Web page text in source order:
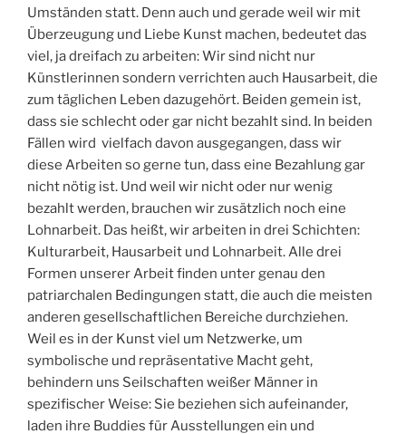
Umständen statt. Denn auch und gerade weil wir mit
Überzeugung und Liebe Kunst machen, bedeutet das
viel, ja dreifach zu arbeiten: Wir sind nicht nur
Künstlerinnen sondern verrichten auch Hausarbeit, die
zum täglichen Leben dazugehört. Beiden gemein ist,
dass sie schlecht oder gar nicht bezahlt sind. In beiden
Fällen wird vielfach davon ausgegangen, dass wir
diese Arbeiten so gerne tun, dass eine Bezahlung gar
nicht nötig ist. Und weil wir nicht oder nur wenig
bezahlt werden, brauchen wir zusätzlich noch eine
Lohnarbeit. Das heißt, wir arbeiten in drei Schichten:
Kulturarbeit, Hausarbeit und Lohnarbeit. Alle drei
Formen unserer Arbeit finden unter genau den
patriarchalen Bedingungen statt, die auch die meisten
anderen gesellschaftlichen Bereiche durchziehen.
Weil es in der Kunst viel um Netzwerke, um
symbolische und repräsentative Macht geht,
behindern uns Seilschaften weißer Männer in
spezifischer Weise: Sie beziehen sich aufeinander,
laden ihre Buddies für Ausstellungen ein und